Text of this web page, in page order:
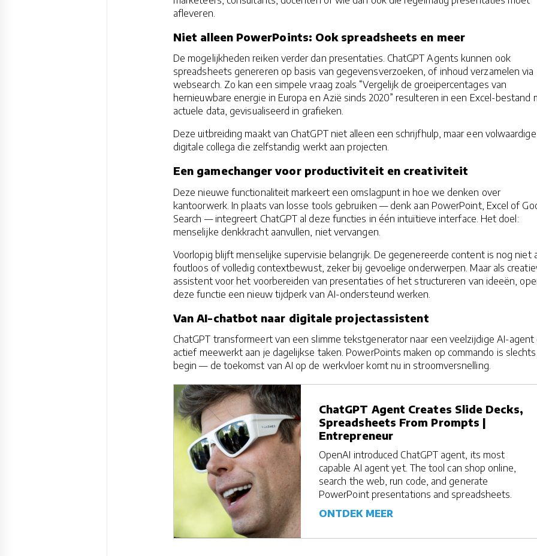
afleveren.
Niet alleen PowerPoints: Ook spreadsheets en meer
De mogelijkheden reiken verder dan presentaties. ChatGPT Agents kunnen ook
spreadsheets genereren op basis van gegevensverzoeken, of inhoud verzamelen via
websearch. Zo kan een simpele vraag zoals “Vergelijk de groeipercentages van
hernieuwbare energie in Europa en Azië sinds 2020” resulteren in een Excel-bestand
actuele data, gevisualiseerd in grafieken.
Deze uitbreiding maakt van ChatGPT niet alleen een schrijfhulp, maar een volwaardige
digitale collega die zelfstandig werkt aan projecten.
Een gamechanger voor productiviteit en creativiteit
Deze nieuwe functionaliteit markeert een omslagpunt in hoe we denken over
kantoorwerk. In plaats van losse tools gebruiken — denk aan PowerPoint, Excel of
Search — integreert ChatGPT al deze functies in één intuïtieve interface. Het doel:
menselijke denkkracht aanvullen, niet vervangen.
Voorlopig blijft menselijke supervisie belangrijk. De gegenereerde content is nog niet
foutloos of volledig contextbewust, zeker bij gevoelige onderwerpen. Maar als
assistent voor het voorbereiden van presentaties of het structureren van ideeën,
deze functie een nieuw tijdperk van AI-ondersteund werken.
Van AI-chatbot naar digitale projectassistent
ChatGPT transformeert van een slimme tekstgenerator naar een veelzijdige AI-agent
actief meewerkt aan je dagelijkse taken. PowerPoints maken op commando is
begin — de toekomst van AI op de werkvloer komt nu in stroomversnelling.
ChatGPT Agent Creates Slide Decks,
Spreadsheets From Prompts |
Entrepreneur
OpenAI introduced ChatGPT agent, its most
capable AI agent yet. The tool can shop online,
search the web, run code, and generate
PowerPoint presentations and spreadsheets.
ONTDEK MEER